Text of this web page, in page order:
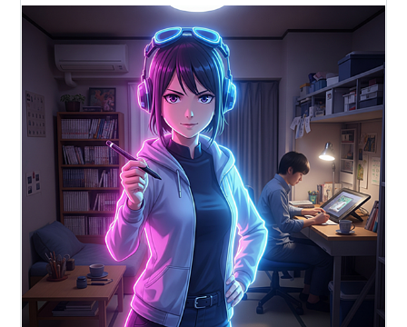
方向性を決定する会議そのものを指すこともある。
この場合、全てのプロデューサーが集まることは稀であ